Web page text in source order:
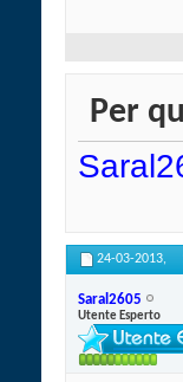
Per
24-03-2013,
Saral2605
Utente Esperto